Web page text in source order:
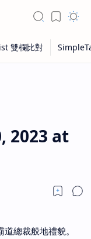
2023 at
總裁般地禮貌。